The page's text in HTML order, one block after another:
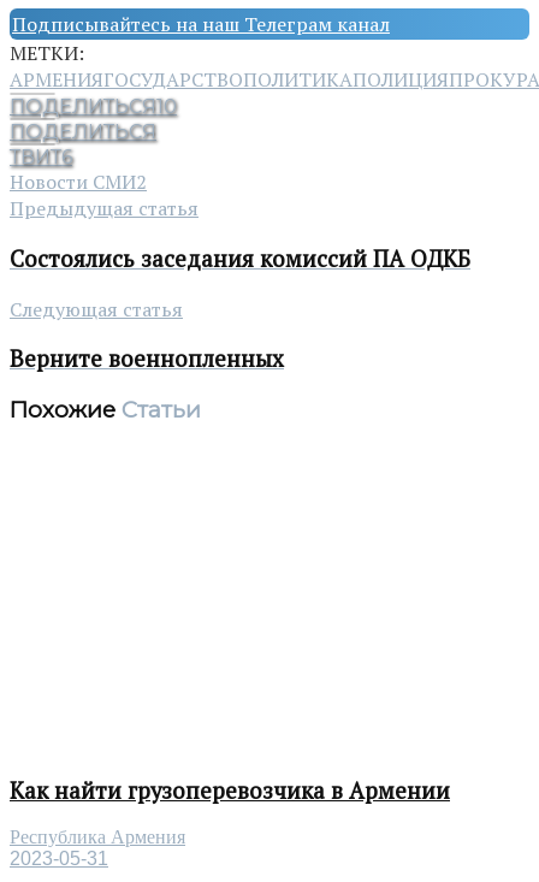
Подписывайтесь на наш Телеграм канал
МЕТКИ:
АРМЕНИЯГОСУДАРСТВОПОЛИТИКАПОЛИЦИЯ
ПОДЕЛИТЬСЯ10
ПОДЕЛИТЬСЯ
ТВИТ6
Новости СМИ2
Предыдущая статья
Состоялись заседания комиссий ПА ОДКБ
Следующая статья
Верните военнопленных
Похожие Статьи
Как найти грузоперевозчика в Армении
Республика Армения
2023-05-31